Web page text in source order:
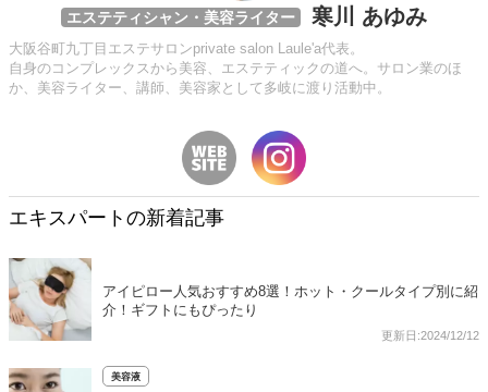
エステティシャン・美容ライター 寒川 あゆみ
大阪谷町九丁目エステサロンprivate salon Laule'a代表。
自身のコンプレックスから美容、エステティックの道へ。サロン業のほ
か、美容ライター、講師、美容家として多岐に渡り活動中。
エキスパートの新着記事
アイピロー人気おすすめ8選！ホット・クールタイプ別に紹
介！ギフトにもぴったり
更新日:2024/12/12
美容液